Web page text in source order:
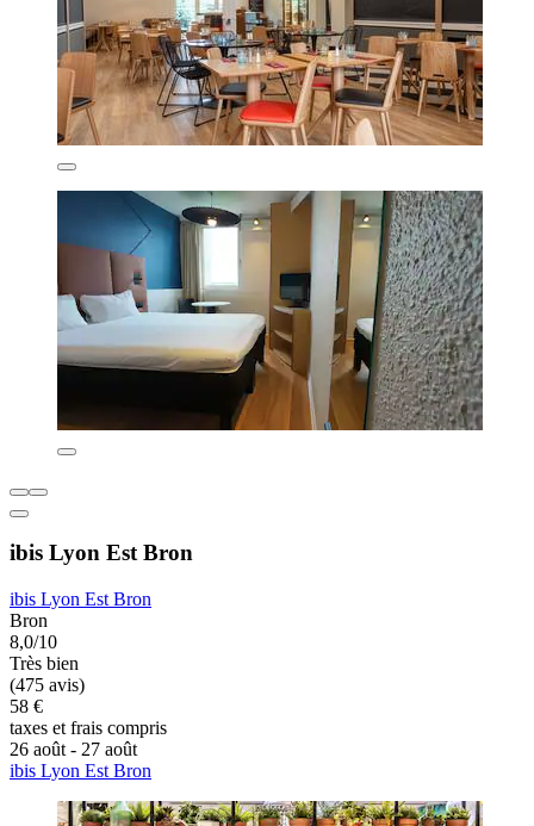
ibis Lyon Est Bron
ibis Lyon Est Bron
Bron
8,0/10
Très bien
(475 avis)
58 €
taxes et frais compris
26 août - 27 août
ibis Lyon Est Bron